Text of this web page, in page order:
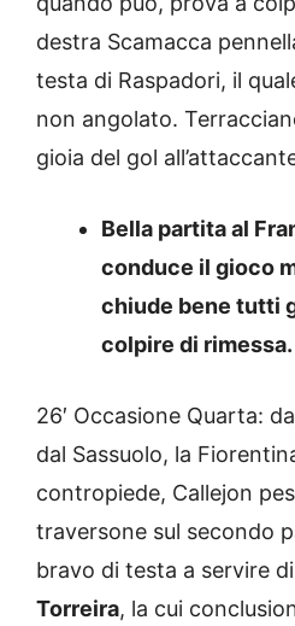
destra Scamacca
testa di Raspadori, il
non angolato.
gioia del gol
Bella partita al
conduce il gioco
chiude bene tutti
colpire di rimessa.
26′ Occasione Quarta:
dal Sassuolo, la
contropiede, Callejon
traversone sul secondo
bravo di testa a servire
Torreira, la cui